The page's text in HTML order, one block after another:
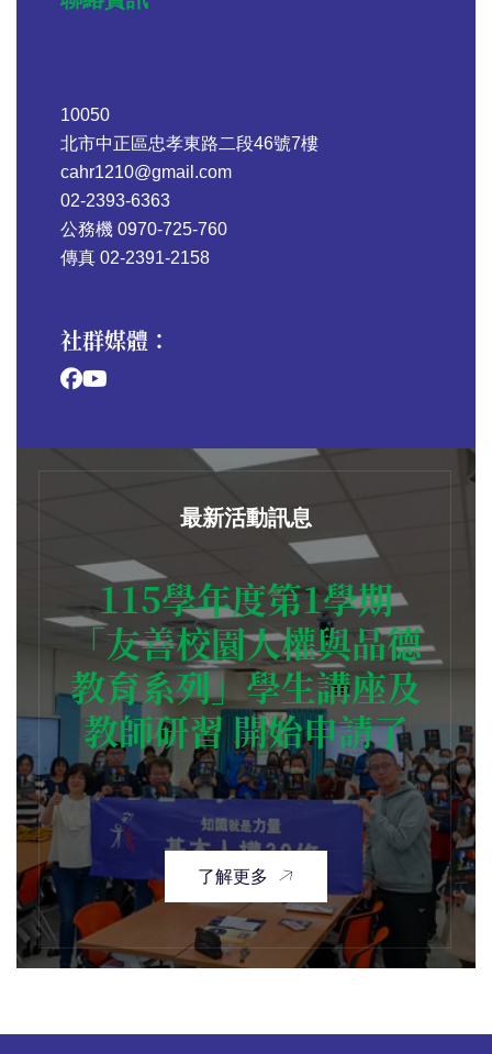
10050
北市中正區忠孝東路二段46號7樓
cahr1210@gmail.com
02-2393-6363
公務機 0970-725-760
傳真 02-2391-2158
社群媒體：
最新活動訊息
115學年度第1學期
「友善校園人權與品德
教育系列」學生講座及
教師研習 開始申請了
了解更多